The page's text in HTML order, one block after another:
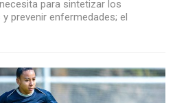
para sintetizar los
prevenir enfermedades; el